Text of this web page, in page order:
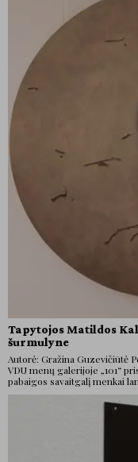
Tapytojos Matildos
šurmulyne
Autorė: Gražina Guzevičiūtė
VDU menų galerijoje „101“
pabaigos savaitgalį menkai